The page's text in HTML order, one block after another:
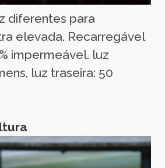
diferentes para
elevada. Recarregável
impermeável. luz
luz traseira: 50